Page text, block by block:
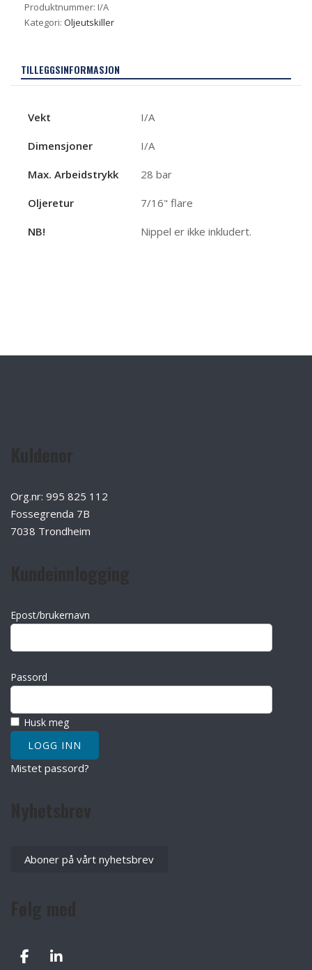
Produktnummer: I/A
Kategori: Oljeutskiller
TILLEGGSINFORMASJON
Vekt I/A
Dimensjoner I/A
Max. Arbeidstrykk 28 bar
Oljeretur 7/16" flare
NB! Nippel er ikke inkludert.
Org.nr: 995 825 112
Fossegrenda 7B
7038 Trondheim
Epost/brukernavn
Passord
Husk meg
Mistet passord?
Aboner på vårt nyhetsbrev